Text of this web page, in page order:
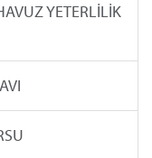
YETERLİLİK